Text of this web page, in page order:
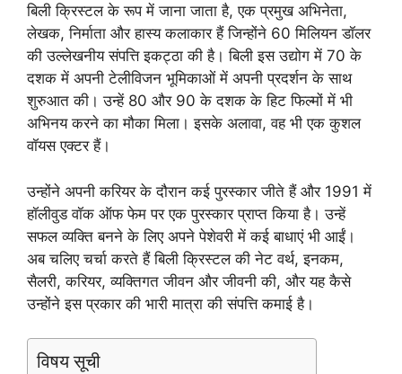
बिली क्रिस्टल के रूप में जाना जाता है, एक प्रमुख अभिनेता,
लेखक, निर्माता और हास्य कलाकार हैं जिन्होंने 60 मिलियन डॉलर
की उल्लेखनीय संपत्ति इकट्ठा की है। बिली इस उद्योग में 70 के
दशक में अपनी टेलीविजन भूमिकाओं में अपनी प्रदर्शन के साथ
शुरुआत की। उन्हें 80 और 90 के दशक के हिट फिल्मों में भी
अभिनय करने का मौका मिला। इसके अलावा, वह भी एक कुशल
वॉयस एक्टर हैं।
उन्होंने अपनी करियर के दौरान कई पुरस्कार जीते हैं और 1991 में
हॉलीवुड वॉक ऑफ फेम पर एक पुरस्कार प्राप्त किया है। उन्हें
सफल व्यक्ति बनने के लिए अपने पेशेवरी में कई बाधाएं भी आईं।
अब चलिए चर्चा करते हैं बिली क्रिस्टल की नेट वर्थ, इनकम,
सैलरी, करियर, व्यक्तिगत जीवन और जीवनी की, और यह कैसे
उन्होंने इस प्रकार की भारी मात्रा की संपत्ति कमाई है।
विषय सूची